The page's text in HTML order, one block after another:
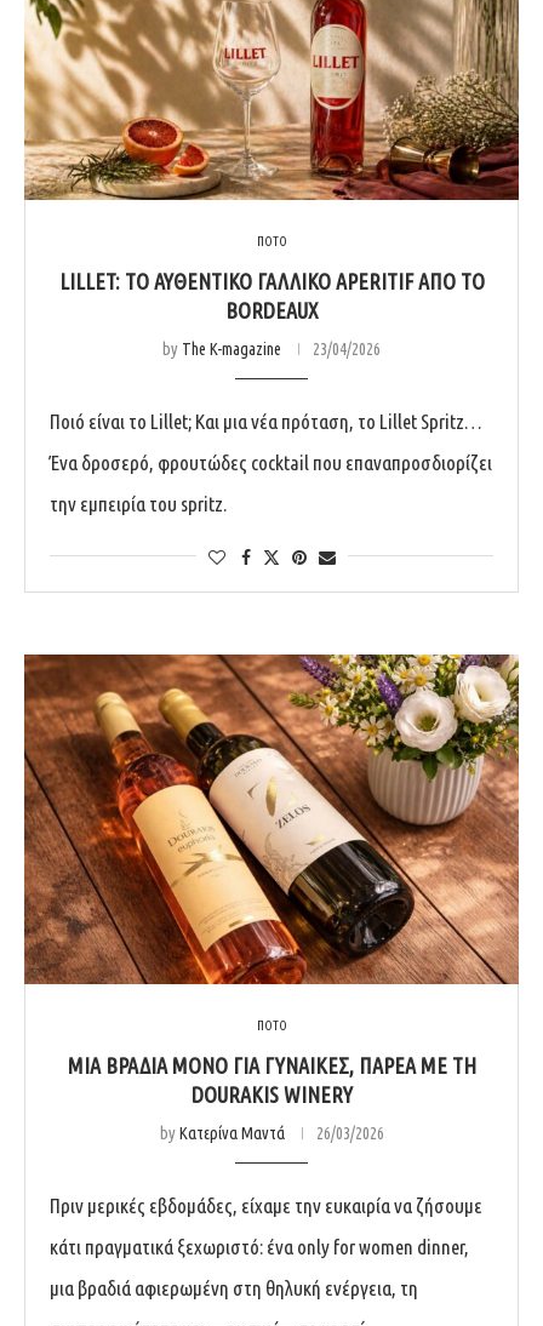
ΠΟΤΟ
LILLET: ΤΟ ΑΥΘΕΝΤΙΚΌ ΓΑΛΛΙΚΌ APERITIF ΑΠΌ ΤΟ
BORDEAUX
by The K-magazine 23/04/2026
Ποιό είναι το Lillet; Και μια νέα πρόταση, το Lillet Spritz…
Ένα δροσερό, φρουτώδες cocktail που επαναπροσδιορίζει
την εμπειρία του spritz.
ΠΟΤΟ
ΜΊΑ ΒΡΑΔΙΆ ΜΌΝΟ ΓΙΑ ΓΥΝΑΊΚΕΣ, ΠΑΡΈΑ ΜΕ ΤΗ
DOURAKIS WINERY
byΚατερίνα Μαντά 26/03/2026
Πριν μερικές εβδομάδες, είχαμε την ευκαιρία να ζήσουμε
κάτι πραγματικά ξεχωριστό: ένα only for women dinner,
μια βραδιά αφιερωμένη στη θηλυκή ενέργεια, τη